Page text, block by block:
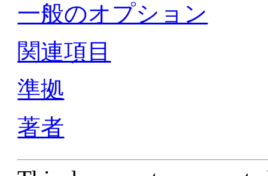
一般のオプション
関連項目
準拠
著者